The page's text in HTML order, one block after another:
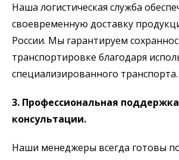
Наша логистическая служба
своевременную доставку
России. Мы гарантируем
транспортировке благодаря
специализированного транспорта.
3. Профессиональная
консультации.
Наши менеджеры всегда готовы